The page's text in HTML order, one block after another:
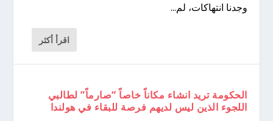
وجدنا انتهاكات، لم...
اقرأ أكثر
الحكومة تريد انشاء مكاناً خاصاً “صارماً” لطالبي
اللجوء الذين ليس لديهم فرصة للبقاء في هولندا